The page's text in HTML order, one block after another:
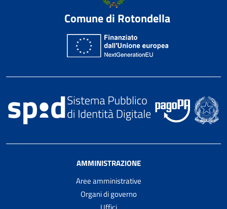
Comune di Rotondella
AMMINISTRAZIONE
Aree amministrative
Organi di governo